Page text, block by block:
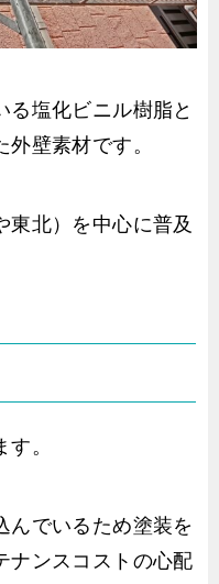
る塩化ビニル樹脂と
壁素材です。
東北）を中心に普及
。
んでいるため塗装を
ナンスコストの心配